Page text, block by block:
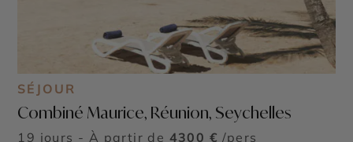
SÉJOUR
Combiné Maurice, Réunion, Seychelles
19 jours - À partir de 4300 € /pers